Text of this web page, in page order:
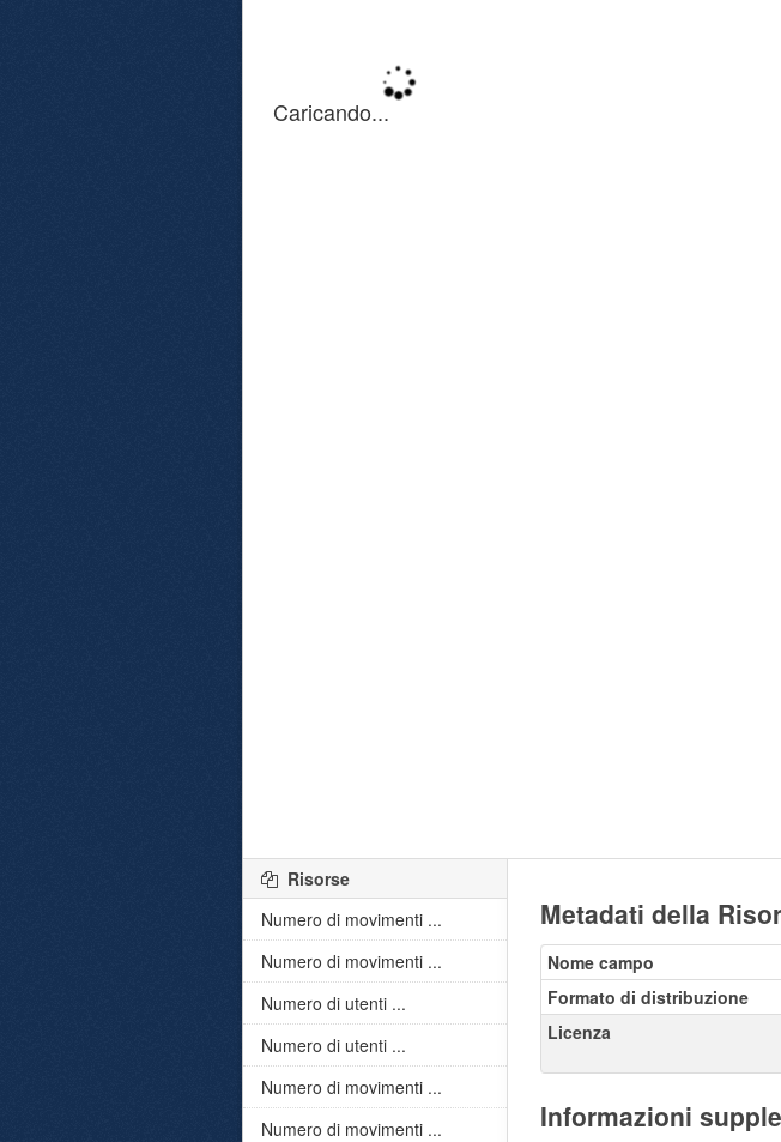
Metadati della
Nome campo
Formato di distribuzione
Licenza
Informazioni
Risorse
Numero di movimenti ...
Numero di movimenti ...
Numero di utenti ...
Numero di utenti ...
Numero di movimenti ...
Numero di movimenti ...